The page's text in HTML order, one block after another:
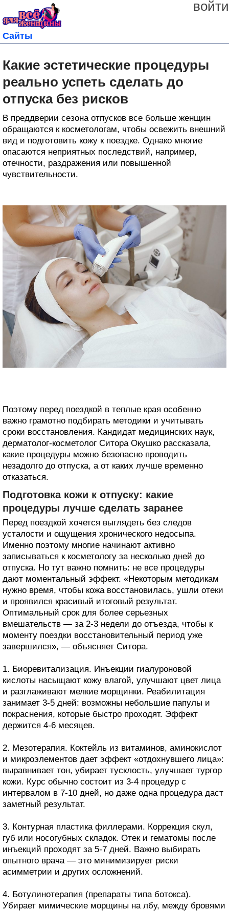
войти
Сайты
Какие эстетические процедуры
реально успеть сделать до
отпуска без рисков
В преддверии сезона отпусков все больше женщин
обращаются к косметологам, чтобы освежить внешний
вид и подготовить кожу к поездке. Однако многие
опасаются неприятных последствий, например,
отечности, раздражения или повышенной
чувствительности.
Поэтому перед поездкой в теплые края особенно
важно грамотно подбирать методики и учитывать
сроки восстановления. Кандидат медицинских наук,
дерматолог-косметолог Ситора Окушко рассказала,
какие процедуры можно безопасно проводить
незадолго до отпуска, а от каких лучше временно
отказаться.
Подготовка кожи к отпуску: какие
процедуры лучше сделать заранее
Перед поездкой хочется выглядеть без следов
усталости и ощущения хронического недосыпа.
Именно поэтому многие начинают активно
записываться к косметологу за несколько дней до
отпуска. Но тут важно помнить: не все процедуры
дают моментальный эффект. «Некоторым методикам
нужно время, чтобы кожа восстановилась, ушли отеки
и проявился красивый итоговый результат.
Оптимальный срок для более серьезных
вмешательств — за 2-3 недели до отъезда, чтобы к
моменту поездки восстановительный период уже
завершился», — объясняет Ситора.
1. Биоревитализация. Инъекции гиалуроновой
кислоты насыщают кожу влагой, улучшают цвет лица
и разглаживают мелкие морщинки. Реабилитация
занимает 3-5 дней: возможны небольшие папулы и
покраснения, которые быстро проходят. Эффект
держится 4-6 месяцев.
2. Мезотерапия. Коктейль из витаминов, аминокислот
и микроэлементов дает эффект «отдохнувшего лица»:
выравнивает тон, убирает тусклость, улучшает тургор
кожи. Курс обычно состоит из 3-4 процедур с
интервалом в 7-10 дней, но даже одна процедура даст
заметный результат.
3. Контурная пластика филлерами. Коррекция скул,
губ или носогубных складок. Отек и гематомы после
инъекций проходят за 5-7 дней. Важно выбирать
опытного врача — это минимизирует риски
асимметрии и других осложнений.
4. Ботулинотерапия (препараты типа ботокса).
Убирает мимические морщины на лбу, между бровями